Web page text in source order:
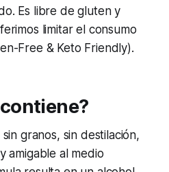
Es libre de gluten y
limitar el consumo
Free & Keto Friendly).
granos, sin destilación,
amigable al medio